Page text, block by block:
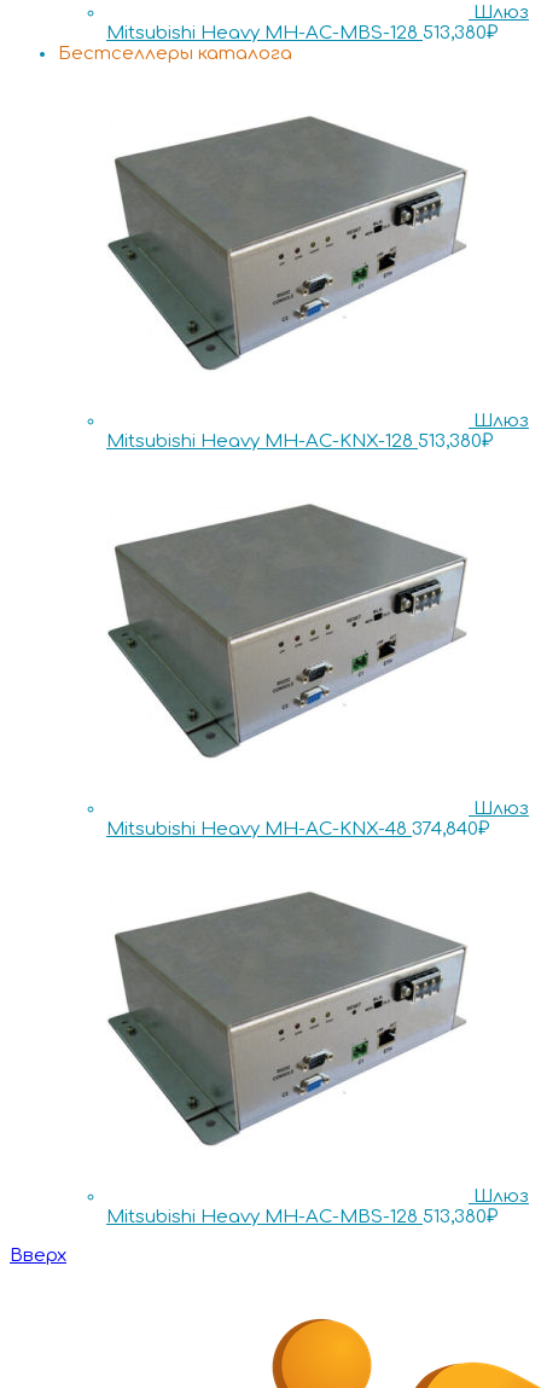
Шлюз
Mitsubishi Heavy MH-AC-MBS-128 513,380₽
Бестселлеры каталога
Шлюз
Mitsubishi Heavy MH-AC-KNX-128 513,380₽
Шлюз
Mitsubishi Heavy MH-AC-KNX-48 374,840₽
Шлюз
Mitsubishi Heavy MH-AC-MBS-128 513,380₽
Вверх